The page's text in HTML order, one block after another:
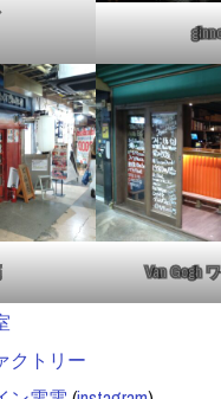
Van Gogh
クトリー